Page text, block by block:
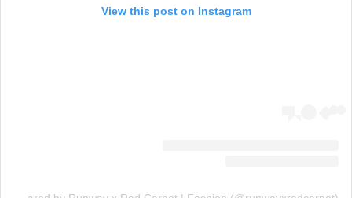
View this post on Instagram